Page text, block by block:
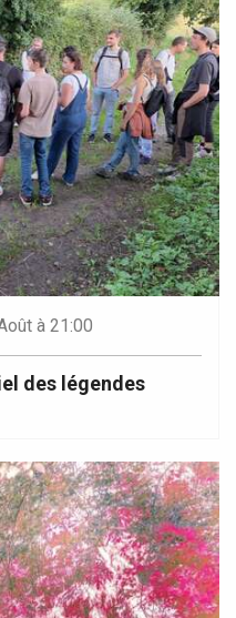
à 21:00
des légendes